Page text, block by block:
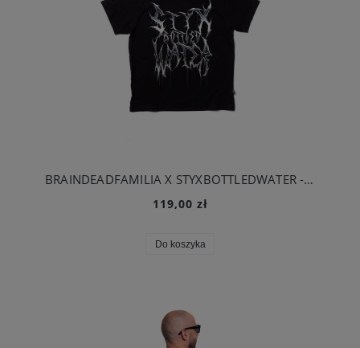
BRAINDEADFAMILIA X STYXBOTTLEDWATER - TRASH FONT T-SHIRT CZARNY
119,00 zł
Do koszyka